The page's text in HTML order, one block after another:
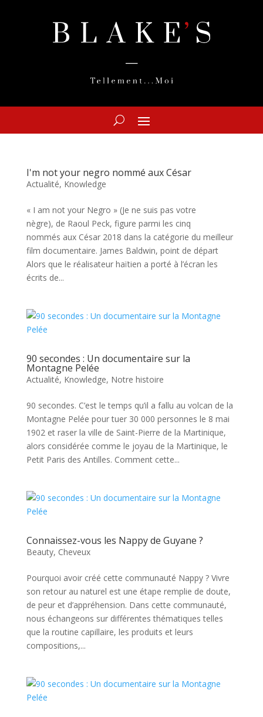
I'm not your negro nommé aux César
Actualité, Knowledge
« I am not your Negro » (Je ne suis pas votre
nègre), de Raoul Peck, figure parmi les cinq
nommés aux César 2018 dans la catégorie du meilleur
film documentaire. James Baldwin, point de départ
Alors que le réalisateur haïtien a porté à l’écran les
écrits de...
90 secondes : Un documentaire sur la
Montagne Pelée
Actualité, Knowledge, Notre histoire
90 secondes. C’est le temps qu’il a fallu au volcan de la
Montagne Pelée pour tuer 30 000 personnes le 8 mai
1902 et raser la ville de Saint-Pierre de la Martinique,
alors considérée comme le joyau de la Martinique, le
Petit Paris des Antilles. Comment cette...
Connaissez-vous les Nappy de Guyane ?
Beauty, Cheveux
Pourquoi avoir créé cette communauté Nappy ? Vivre
son retour au naturel est une étape remplie de doute,
de peur et d’appréhension. Dans cette communauté,
nous échangeons sur différentes thématiques telles
que la routine capillaire, les produits et leurs
compositions,...